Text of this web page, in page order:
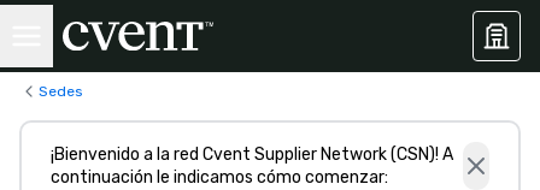
Sedes
¡Bienvenido a la red Cvent Supplier Network (CSN)! A
continuación le indicamos cómo comenzar: